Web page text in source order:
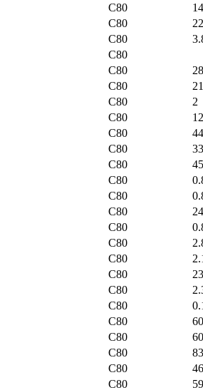
C80
C80
22
C80
C80
C80
C80
C80
2
C80
C80
C80
C80
45
C80
C80
C80
24
C80
C80
C80
C80
C80
C80
C80
C80
C80
C80
C80 59